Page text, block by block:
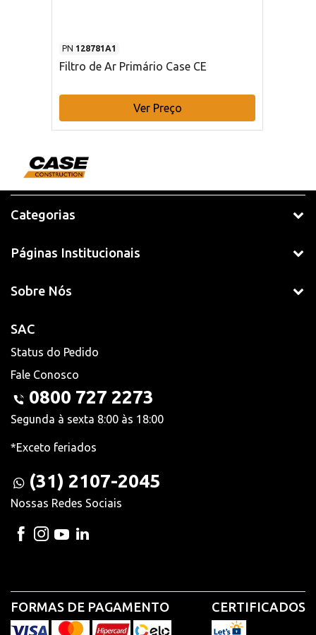
PN 128781A1
Filtro de Ar Primário Case CE
Ver Preço
Categorias
Páginas Institucionais
Sobre Nós
SAC
Status do Pedido
Fale Conosco
0800 727 2273
Segunda à sexta 8:00 às 18:00
*Exceto feriados
(31) 2107-2045
Nossas Redes Sociais
FORMAS DE PAGAMENTO CERTIFICADOS